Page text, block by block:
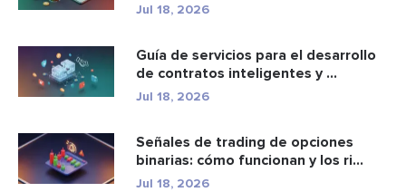
Jul 18, 2026
Guía de servicios para el desarrollo
de contratos inteligentes y ...
Jul 18, 2026
Señales de trading de opciones
binarias: cómo funcionan y los ri...
Jul 18, 2026